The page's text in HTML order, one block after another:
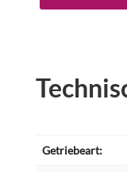
Getriebeart: